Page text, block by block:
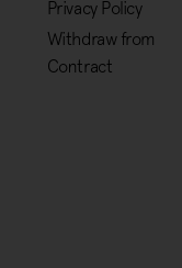
Privacy Policy
Withdraw from
Contract